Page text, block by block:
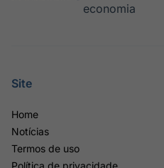
economia
Site
Home
Notícias
Termos de uso
Política de privacidade